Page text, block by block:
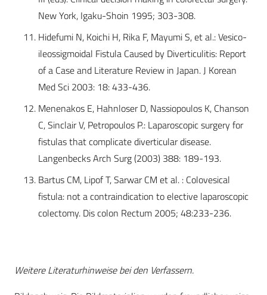
New York, Igaku-Shoin 1995; 303-308.
Hidefumi N, Koichi H, Rika F, Mayumi S, et al.: Vesico-
ileossigmoidal Fistula Caused by Diverticulitis: Report
of a Case and Literature Review in Japan. J Korean
Med Sci 2003: 18: 433-436.
Menenakos E, Hahnloser D, Nassiopoulos K, Chanson
C, Sinclair V, Petropoulos P.: Laparoscopic surgery for
fistulas that complicate diverticular disease.
Langenbecks Arch Surg (2003) 388: 189-193.
Bartus CM, Lipof T, Sarwar CM et al. : Colovesical
fistula: not a contraindication to elective laparoscopic
colectomy. Dis colon Rectum 2005; 48:233-236.
Weitere Literaturhinweise bei den Verfassern.